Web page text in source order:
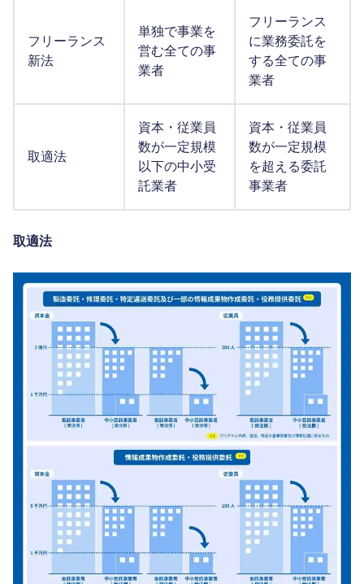
フリーランス
新法
単独で事業を
営む全ての事
業者
フリーランス
に業務委託を
する全ての事
業者
取適法
資本・従業員
数が一定規模
以下の中小受
託業者
資本・従業員
数が一定規模
を超える委託
事業者
取適法